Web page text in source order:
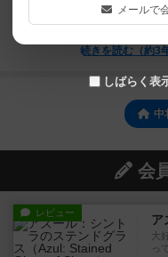
る駒も多い
指せます（
続きを読む（約3
中
会
レビュー ア
大
っ
メールで
しばらく表